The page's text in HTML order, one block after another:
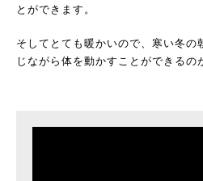
とができます。
そしてとても暖かいので、寒い冬の
じながら体を動かすことができるの